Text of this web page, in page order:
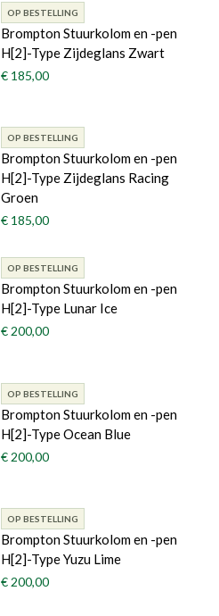
OP BESTELLING
Brompton Stuurkolom en -pen
H[2]-Type Zijdeglans Zwart
€ 185,00
OP BESTELLING
Brompton Stuurkolom en -pen
H[2]-Type Zijdeglans Racing
Groen
€ 185,00
OP BESTELLING
Brompton Stuurkolom en -pen
H[2]-Type Lunar Ice
€ 200,00
OP BESTELLING
Brompton Stuurkolom en -pen
H[2]-Type Ocean Blue
€ 200,00
OP BESTELLING
Brompton Stuurkolom en -pen
H[2]-Type Yuzu Lime
€ 200,00